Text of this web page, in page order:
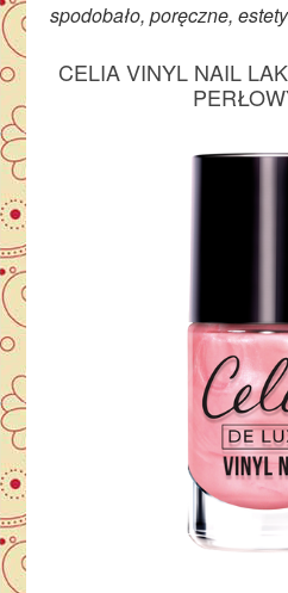
spodobało, poręczne,
CELIA VINYL NAIL